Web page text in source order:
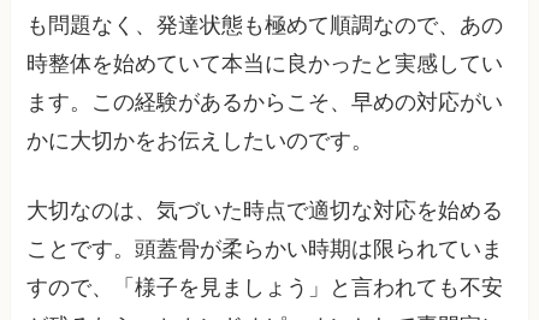
も問題なく、発達状態も極めて順調なので、あの
時整体を始めていて本当に良かったと実感してい
ます。この経験があるからこそ、早めの対応がい
かに大切かをお伝えしたいのです。
大切なのは、気づいた時点で適切な対応を始める
ことです。頭蓋骨が柔らかい時期は限られていま
すので、「様子を見ましょう」と言われても不安